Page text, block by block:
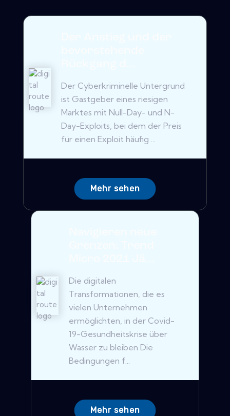
Der Cyberkriminelle Untergrund
ist Gastgeber eines riesigen
Marktes mit Null-Day- und N-
Day-Exploits, bei dem der Preis
für einen Exploit häufig ...
Mehr sehen
Die digitalen
Transformationen, die es
vielen Unternehmen
ermöglichten, in der Covid-
19-Gesundheitskrise über
Wasser zu bleiben Die
Bedingungen f...
Mehr sehen